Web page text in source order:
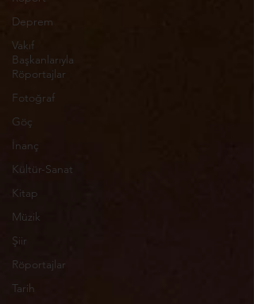
Deprem
Vakıf
Başkanlarıyla
Röportajlar
Fotoğraf
Göç
İnanç
Kültür-Sanat
Kitap
Müzik
Şiir
Röportajlar
Tarih